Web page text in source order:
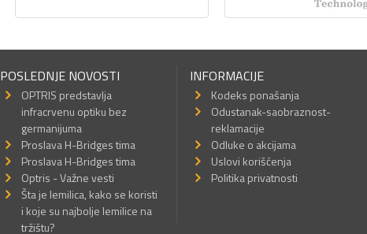
POSLEDNJE NOVOSTI
OPTRIS predstavlja
infracrvenu optiku bez
germanijuma
Proslava H-Bridges tima
Proslava H-Bridges tima
Optris - Važne vesti
Šta je lemilica, kako se koristi
i koje su najbolje lemilice na
tržištu?
INFORMACIJE
Kodeks ponašanja
Odustanak-saobraznost-
reklamacije
Odluke o akcijama
Uslovi korišćenja
Politika privatnosti